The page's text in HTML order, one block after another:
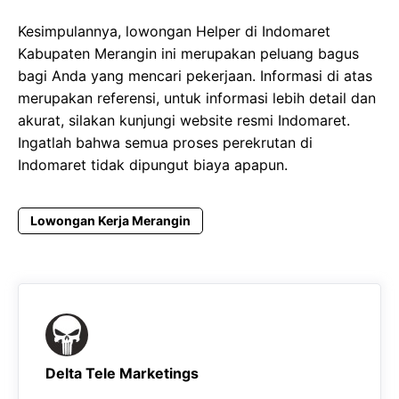
Kesimpulannya, lowongan Helper di Indomaret
Kabupaten Merangin ini merupakan peluang bagus
bagi Anda yang mencari pekerjaan. Informasi di atas
merupakan referensi, untuk informasi lebih detail dan
akurat, silakan kunjungi website resmi Indomaret.
Ingatlah bahwa semua proses perekrutan di
Indomaret tidak dipungut biaya apapun.
Lowongan Kerja Merangin
Delta Tele Marketings